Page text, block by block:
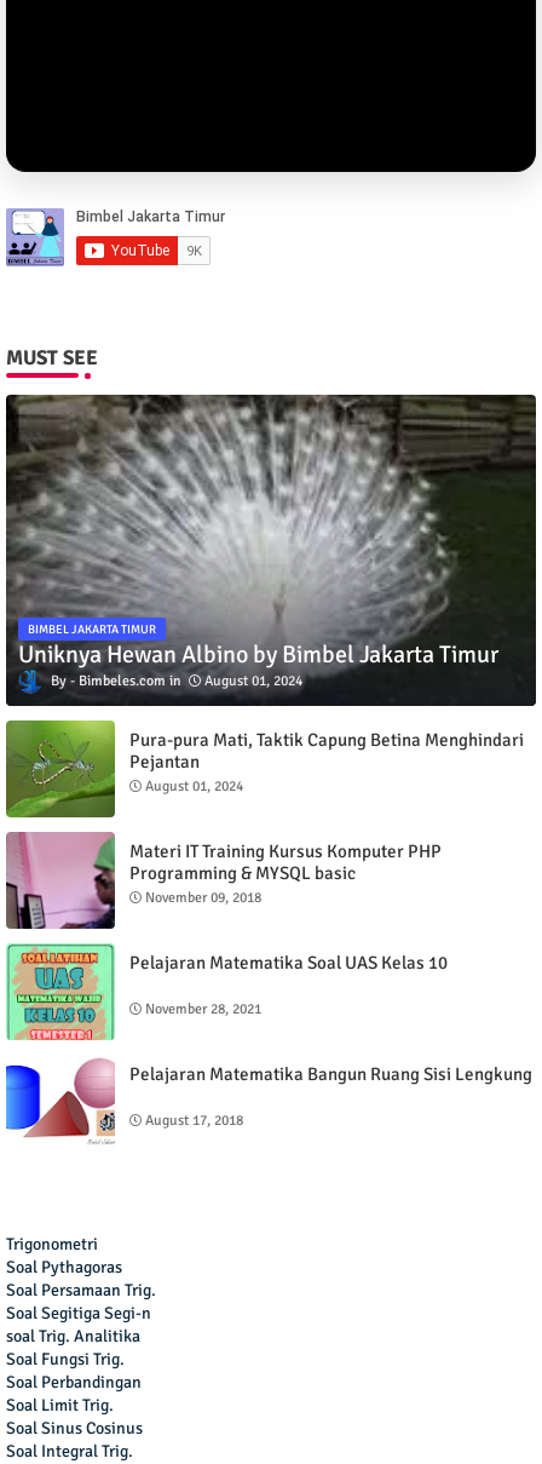
MUST SEE
BIMBEL JAKARTA TIMUR
Uniknya Hewan Albino by Bimbel Jakarta Timur
Bimbeles.com August 01, 2024
Pura-pura Mati, Taktik Capung Betina Menghindari
Pejantan
August 01, 2024
Materi IT Training Kursus Komputer PHP
Programming & MYSQL basic
November 09, 2018
Pelajaran Matematika Soal UAS Kelas 10
November 28, 2021
Pelajaran Matematika Bangun Ruang Sisi Lengkung
August 17, 2018
Trigonometri
Soal Pythagoras
Soal Persamaan Trig.
Soal Segitiga Segi-n
soal Trig. Analitika
Soal Fungsi Trig.
Soal Perbandingan
Soal Limit Trig.
Soal Sinus Cosinus
Soal Integral Trig.